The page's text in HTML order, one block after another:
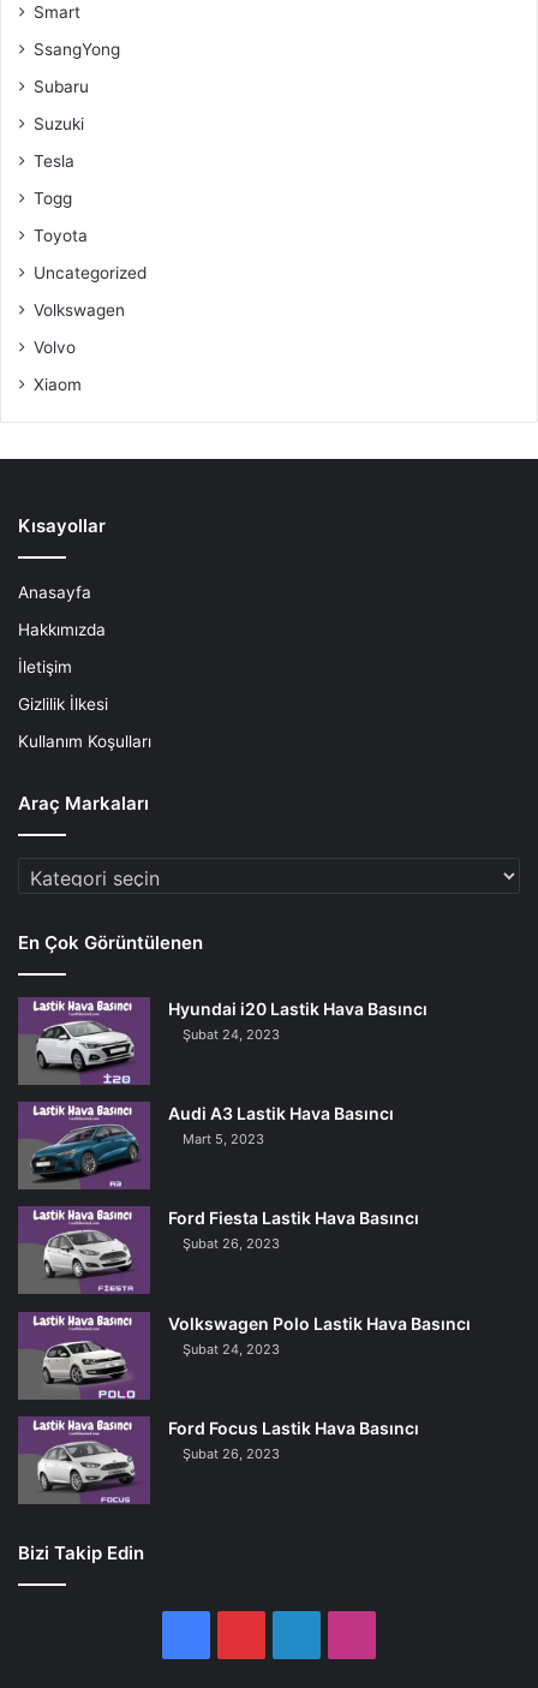
Smart
SsangYong
Subaru
Suzuki
Tesla
Togg
Toyota
Uncategorized
Volkswagen
Volvo
Xiaom
Kısayollar
Anasayfa
Hakkımızda
İletişim
Gizlilik İlkesi
Kullanım Koşulları
Araç Markaları
Araç
En Çok Görüntülenen
Hyundai i20 Lastik Hava Basıncı
Şubat 24, 2023
Audi A3 Lastik Hava Basıncı
Mart 5, 2023
Ford Fiesta Lastik Hava Basıncı
Şubat 26, 2023
Volkswagen Polo Lastik Hava Basıncı
Şubat 24, 2023
Ford Focus Lastik Hava Basıncı
Şubat 26, 2023
Bizi Takip Edin